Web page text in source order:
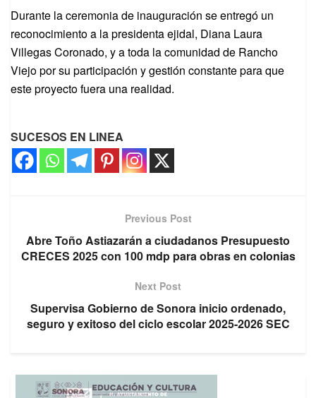
Durante la ceremonia de inauguración se entregó un
reconocimiento a la presidenta ejidal, Diana Laura
Villegas Coronado, y a toda la comunidad de Rancho
Viejo por su participación y gestión constante para que
este proyecto fuera una realidad.
SUCESOS EN LINEA
Previous Post
Abre Toño Astiazarán a ciudadanos Presupuesto
CRECES 2025 con 100 mdp para obras en colonias
Next Post
Supervisa Gobierno de Sonora inicio ordenado,
seguro y exitoso del ciclo escolar 2025-2026 SEC